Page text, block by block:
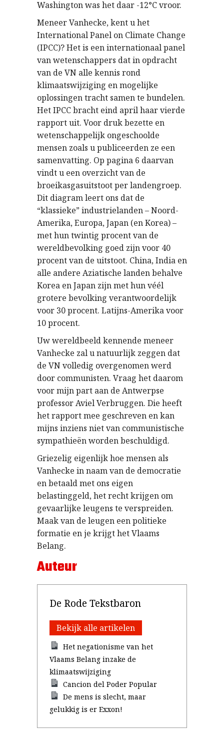
Washington was het daar -12°C vroor.
Meneer Vanhecke, kent u het
International Panel on Climate Change
(IPCC)? Het is een internationaal panel
van wetenschappers dat in opdracht
van de VN alle kennis rond
klimaatswijziging en mogelijke
oplossingen tracht samen te bundelen.
Het IPCC bracht eind april haar vierde
rapport uit. Voor druk bezette en
wetenschappelijk ongeschoolde
mensen zoals u publiceerden ze een
samenvatting. Op pagina 6 daarvan
vindt u een overzicht van de
broeikasgasuitstoot per landengroep.
Dit diagram leert ons dat de
“klassieke” industrielanden – Noord-
Amerika, Europa, Japan (en Korea) –
met hun twintig procent van de
wereldbevolking goed zijn voor 40
procent van de uitstoot. China, India en
alle andere Aziatische landen behalve
Korea en Japan zijn met hun véél
grotere bevolking verantwoordelijk
voor 30 procent. Latijns-Amerika voor
10 procent.
Uw wereldbeeld kennende meneer
Vanhecke zal u natuurlijk zeggen dat
de VN volledig overgenomen werd
door communisten. Vraag het daarom
voor mijn part aan de Antwerpse
professor Aviel Verbruggen. Die heeft
het rapport mee geschreven en kan
mijns inziens niet van communistische
sympathieën worden beschuldigd.
Griezelig eigenlijk hoe mensen als
Vanhecke in naam van de democratie
en betaald met ons eigen
belastinggeld, het recht krijgen om
gevaarlijke leugens te verspreiden.
Maak van de leugen een politieke
formatie en je krijgt het Vlaams
Belang.
Auteur
De Rode Tekstbaron
Bekijk alle artikelen
Het negationisme van het
Vlaams Belang inzake de
klimaatswijziging
Cancion del Poder Popular
De mens is slecht, maar
gelukkig is er Exxon!